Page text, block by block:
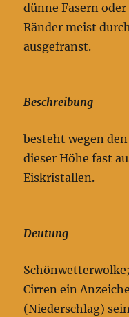
dünne Fasern
Ränder meist
ausgefranst.
Beschreibung
besteht wegen
dieser Höhe fast
Eiskristallen.
Deutung
Cirren ein
(Niederschlag)